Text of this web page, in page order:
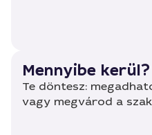
Mennyibe kerül?
Te döntesz:
vagy megvárod a